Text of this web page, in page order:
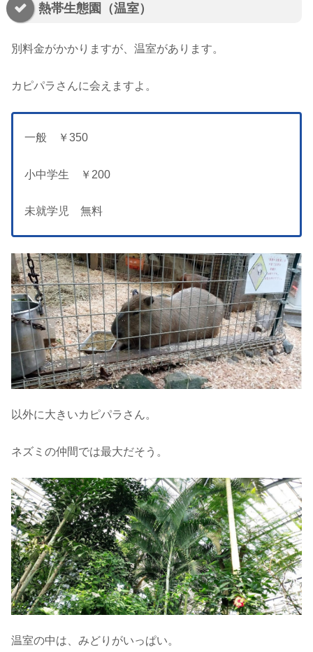
熱帯生態園（温室）
別料金がかかりますが、温室があります。
カピパラさんに会えますよ。
一般 ￥350
小中学生 ￥200
未就学児 無料
以外に大きいカピパラさん。
ネズミの仲間では最大だそう。
温室の中は、みどりがいっぱい。